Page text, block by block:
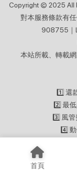
首頁
Copyright © 2025 All
對本服務條款有
908755｜
本站所載、轉載
1️⃣ 還
2️⃣ 最
3️⃣ 風
4️⃣
【特別備註‼️】：個
視客戶